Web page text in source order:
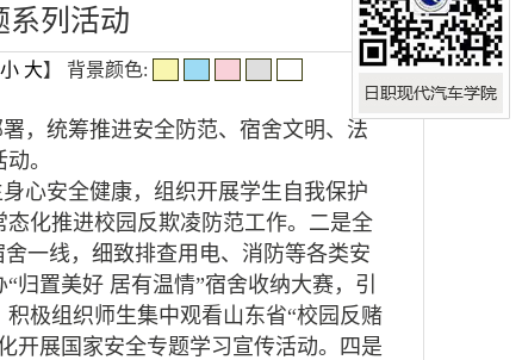
系列活动
小 大】 背景颜色:
，统筹推进安全防范、宿舍文明、法
。
心安全健康，组织开展学生自我保护
化推进校园反欺凌防范工作。二是全
一线，细致排查用电、消防等各类安
置美好 居有温情”宿舍收纳大赛，引
极组织师生集中观看山东省“校园反赌
开展国家安全专题学习宣传活动。四是